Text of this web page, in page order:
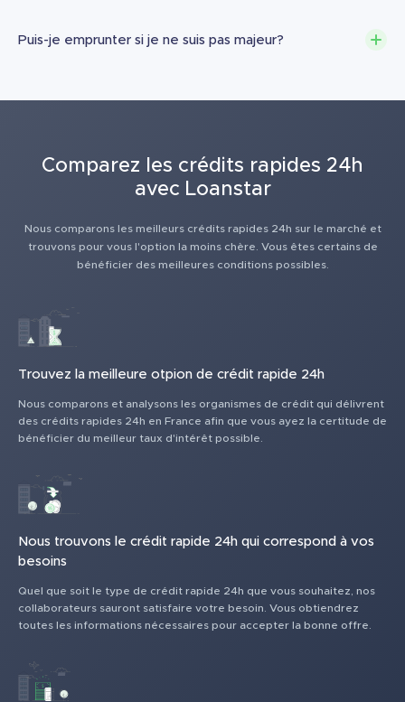
Puis-je emprunter si je ne suis pas majeur?
Comparez les crédits rapides 24h
avec Loanstar
Nous comparons les meilleurs crédits rapides 24h sur le marché et
trouvons pour vous l'option la moins chère. Vous êtes certains de
bénéficier des meilleures conditions possibles.
Trouvez la meilleure otpion de crédit rapide 24h
Nous comparons et analysons les organismes de crédit qui délivrent
des crédits rapides 24h en France afin que vous ayez la certitude de
bénéficier du meilleur taux d'intérêt possible.
Nous trouvons le crédit rapide 24h qui correspond à vos
besoins
Quel que soit le type de crédit rapide 24h que vous souhaitez, nos
collaborateurs sauront satisfaire votre besoin. Vous obtiendrez
toutes les informations nécessaires pour accepter la bonne offre.